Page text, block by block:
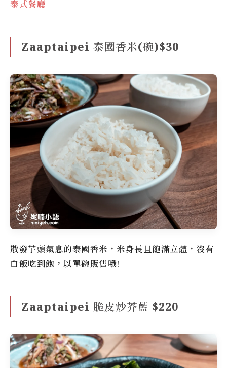
泰式餐廳
Zaaptaipei 泰國香米(碗)$30
散發芋頭氣息的泰國香米，米身長且飽滿立體，沒有
白飯吃到飽，以單碗販售哦!
Zaaptaipei 脆皮炒芥藍 $220